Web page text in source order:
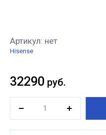
Артикул: нет
Hisense
32290 руб.